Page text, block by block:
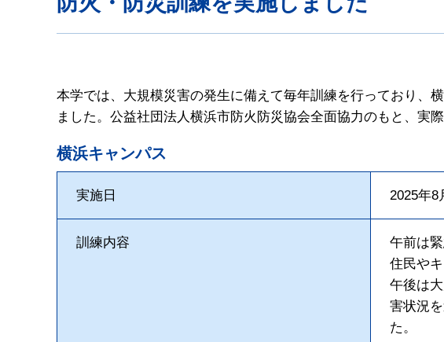
本学では、大規模災害の発生に備えて毎年訓練を行っており、
ました。公益社団法人横浜市防火防災協会全面協力のもと、実
横浜キャンパス
実施日 2025年8
訓練内容
午前は
住民や
午後は
害状況
た。